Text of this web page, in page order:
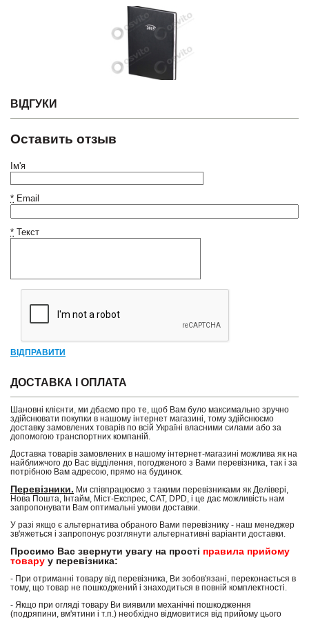
ВІДГУКИ
Оставить отзыв
Ім'я
* Email
* Текст
ВІДПРАВИТИ
ДОСТАВКА І ОПЛАТА
Шановні клієнти, ми дбаємо про те, щоб Вам було максимально зручно
здійснювати покупки в нашому інтернет магазині, тому здійснюємо
доставку замовлених товарів по всій Україні власними силами або за
допомогою транспортних компаній.
Доставка товарів замовлених в нашому інтернет-магазині можлива як на
найближчого до Вас відділення, погодженого з Вами перевізника, так і за
потрібною Вам адресою, прямо на будинок.
Перевізники. Ми співпрацюємо з такими перевізниками як Делівері,
Нова Пошта, Інтайм, Міст-Експрес, САТ, DPD, і це дає можливість нам
запропонувати Вам оптимальні умови доставки.
У разі якщо є альтернатива обраного Вами перевізнику - наш менеджер
зв'яжеться і запропонує розглянути альтернативні варіанти доставки.
Просимо Вас звернути увагу на прості правила прийому
товару у перевізника:
- При отриманні товару від перевізника, Ви зобов'язані, переконається в
тому, що товар не пошкоджений і знаходиться в повній комплектності.
- Якщо при огляді товару Ви виявили механічні пошкодження
(подряпини, вм'ятини і т.п.) необхідно відмовитися від прийому цього